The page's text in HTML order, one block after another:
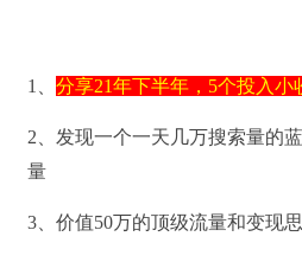
1、 分享21年下半年，5个投入小
2、发现一个一天几万搜索量的
量
3、价值50万的顶级流量和变现